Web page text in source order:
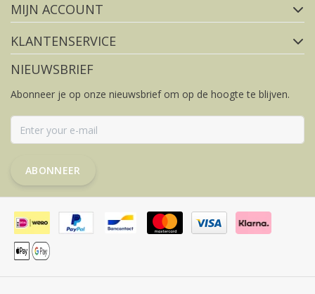
MIJN ACCOUNT
KLANTENSERVICE
NIEUWSBRIEF
Abonneer je op onze nieuwsbrief om op de hoogte te blijven.
ABONNEER